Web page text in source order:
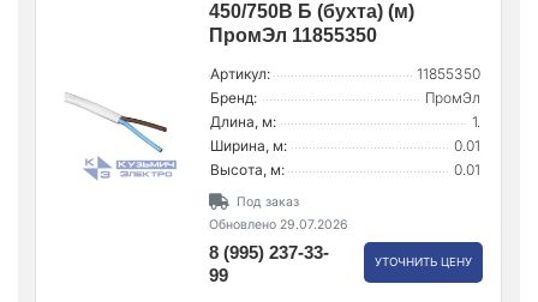
450/750В Б (бухта) (м)
ПромЭл 11855350
Артикул:
11855350
Бренд:
ПромЭл
Длина, м:
1.
Ширина, м:
0.01
Высота, м:
0.01
Под заказ
Обновлено 29.07.2026
8 (995) 237-33-
99
УТОЧНИТЬ ЦЕНУ